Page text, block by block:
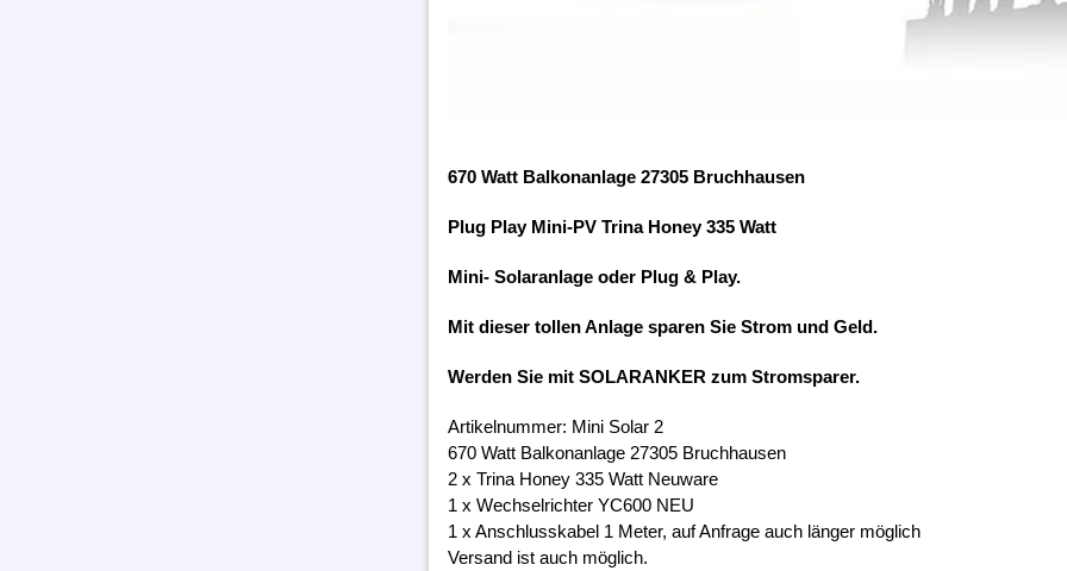
670 Watt Balkonanlage 27305 Bruchhausen
Plug Play Mini-PV Trina Honey 335 Watt
Mini- Solaranlage oder Plug & Play.
Mit dieser tollen Anlage sparen Sie Strom und Geld.
Werden Sie mit SOLARANKER zum Stromsparer.
Artikelnummer: Mini Solar 2
670 Watt Balkonanlage 27305 Bruchhausen
2 x Trina Honey 335 Watt Neuware
1 x Wechselrichter YC600 NEU
1 x Anschlusskabel 1 Meter, auf Anfrage auch länger möglich
Versand ist auch möglich.